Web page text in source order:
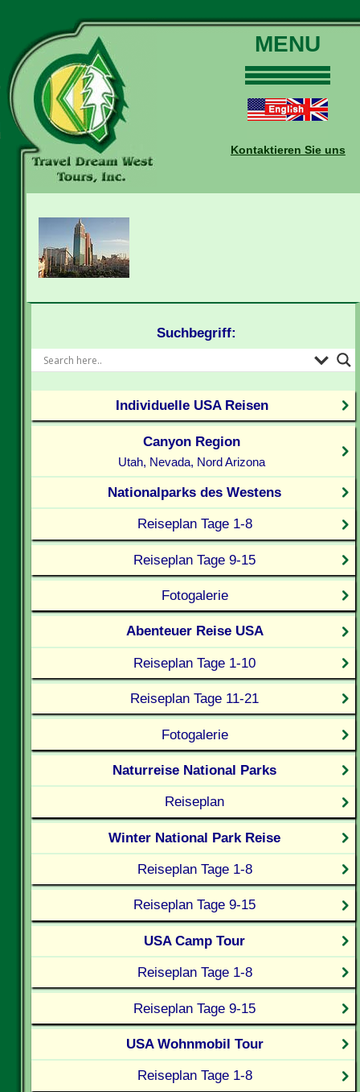
MENU
Touren
Daten und Preise
Buchungen
Kontaktieren Sie uns
Suchbegriff:
Individuelle USA Reisen
Canyon Region
Utah, Nevada, Nord Arizona
Nationalparks des Westens
Reiseplan Tage 1-8
Reiseplan Tage 9-15
Fotogalerie
Abenteuer Reise USA
Reiseplan Tage 1-10
Reiseplan Tage 11-21
Fotogalerie
Naturreise National Parks
Reiseplan
Winter National Park Reise
Reiseplan Tage 1-8
Reiseplan Tage 9-15
USA Camp Tour
Reiseplan Tage 1-8
Reiseplan Tage 9-15
USA Wohnmobil Tour
Reiseplan Tage 1-8